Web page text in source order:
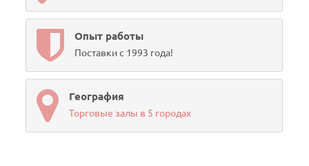
Опыт работы
Поставки с 1993 года!
География
Торговые залы в 5 городах